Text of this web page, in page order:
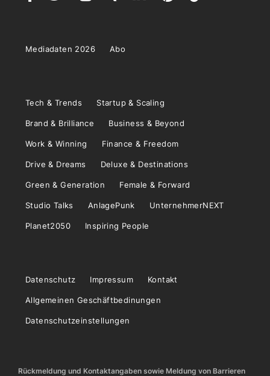
Mediadaten 2026 Abo
Tech & Trends Startup & Scaling
Brand & Brilliance Business & Beyond
Work & Winning Finance & Freedom
Drive & Dreams Deluxe & Destinations
Green & Generation Female & Forward
Studio Talks AnlagePunk UnternehmerNEXT
Planet2050 Inspiring People
Datenschutz Impressum Kontakt
Allgemeinen Geschäftbedinungen
Datenschutzeinstellungen
Rückmeldung und Kontaktangaben sowie Meldung von Barrieren